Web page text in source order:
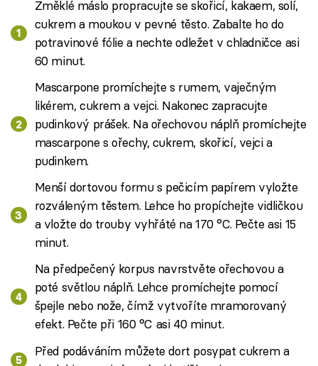
Změklé máslo propracujte se skořicí, kakaem, solí,
cukrem a moukou v pevné těsto. Zabalte ho do
potravinové fólie a nechte odležet v chladničce asi
60 minut.
Mascarpone promíchejte s rumem, vaječným
likérem, cukrem a vejci. Nakonec zapracujte
pudinkový prášek. Na ořechovou náplň promíchejte
mascarpone s ořechy, cukrem, skořicí, vejci a
pudinkem.
Menší dortovou formu s pečicím papírem vyložte
rozváleným těstem. Lehce ho propíchejte vidličkou
a vložte do trouby vyhřáté na 170 °C. Pečte asi 15
minut.
Na předpečený korpus navrstvěte ořechovou a
poté světlou náplň. Lehce promíchejte pomocí
špejle nebo nože, čímž vytvoříte mramorovaný
efekt. Pečte při 160 °C asi 40 minut.
Před podáváním můžete dort posypat cukrem a